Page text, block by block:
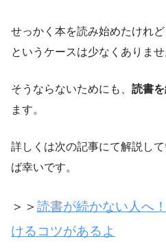
せっかく本を読み始めたけれ
というケースは少なくありませ
そうならないためにも、 読書
ます。
詳しくは次の記事にて解説し
ば幸いです。
＞＞ 読書が続かない人へ
けるコツがあるよ